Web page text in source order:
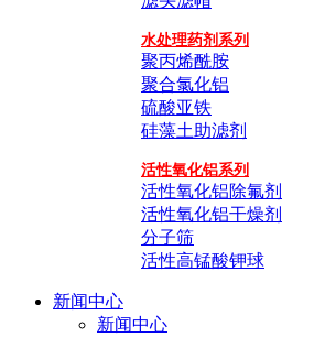
水处理药剂系列
聚丙烯酰胺
聚合氯化铝
硫酸亚铁
硅藻土助滤剂
活性氧化铝系列
活性氧化铝除氟剂
活性氧化铝干燥剂
分子筛
活性高锰酸钾球
新闻中心
新闻中心